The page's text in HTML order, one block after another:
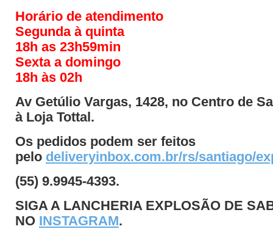
Horário de atendimento
Segunda à quinta
18h as 23h59min
Sexta a domingo
18h às 02h
Av Getúlio Vargas, 1428, no Centro de
à Loja Tottal.
Os pedidos podem ser feitos
pelo deliveryinbox.com.br/rs/santiago/
(55) 9.9945-4393.
SIGA A LANCHERIA EXPLOSÃO DE
NO INSTAGRAM.